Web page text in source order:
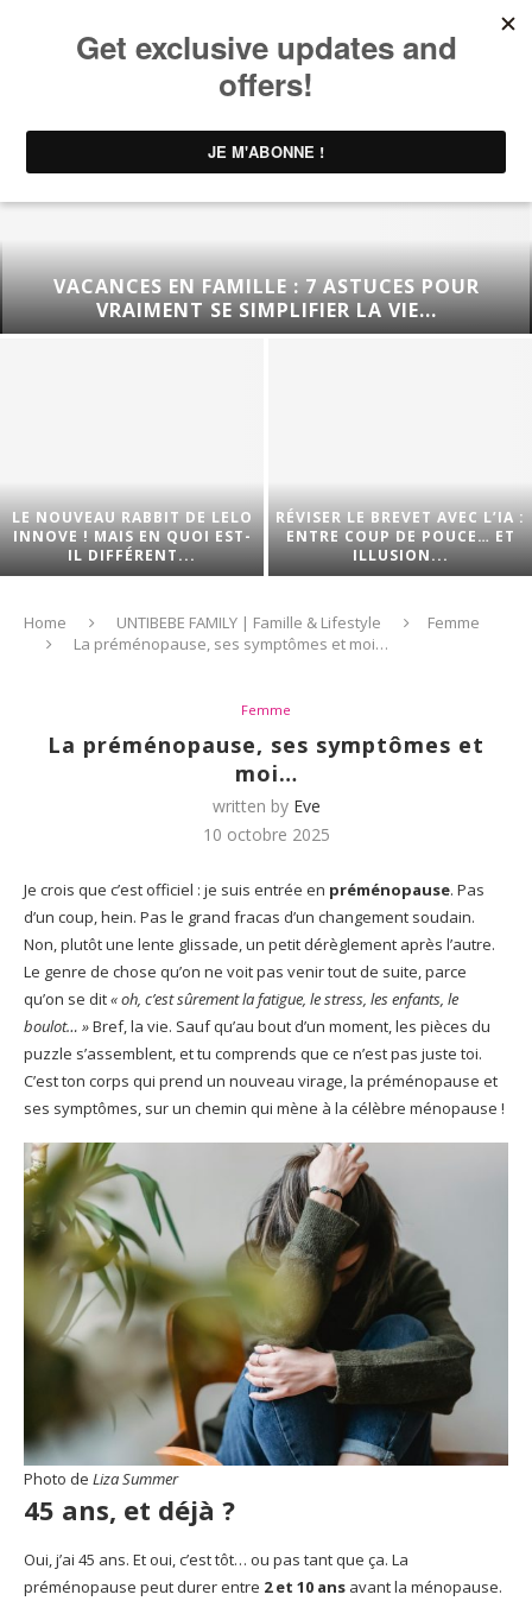
VACANCES EN FAMILLE : 7 ASTUCES POUR
VRAIMENT SE SIMPLIFIER LA VIE...
LE NOUVEAU RABBIT DE LELO
INNOVE ! MAIS EN QUOI EST-
IL DIFFÉRENT...
RÉVISER LE BREVET AVEC L’IA :
ENTRE COUP DE POUCE… ET
ILLUSION...
Home UNTIBEBE FAMILY | Famille & Lifestyle
Femme
La préménopause, ses symptômes et moi…
Femme
La préménopause, ses symptômes et
moi…
written by Eve
10 octobre 2025
Je crois que c’est officiel : je suis entrée en préménopause. Pas
d’un coup, hein. Pas le grand fracas d’un changement soudain.
Non, plutôt une lente glissade, un petit dérèglement après l’autre.
Le genre de chose qu’on ne voit pas venir tout de suite, parce
qu’on se dit« oh, c’est sûrement la fatigue, le stress, les enfants, le
boulot… »Bref, la vie. Sauf qu’au bout d’un moment, les pièces du
puzzle s’assemblent, et tu comprends que ce n’est pas juste toi.
C’est ton corps qui prend un nouveau virage, la préménopause et
ses symptômes, sur un chemin qui mène à la célèbre ménopause !
Photo de Liza Summer
45 ans, et déjà ?
Oui, j’ai 45 ans. Et oui, c’est tôt… ou pas tant que ça. La
préménopause peut durer entre 2 et 10 ans avant la ménopause.